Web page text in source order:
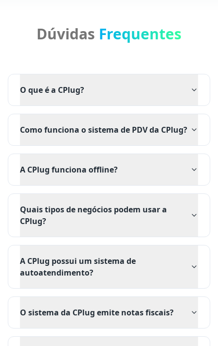
Dúvidas Frequentes
O que é a CPlug?
Como funciona o sistema de PDV da CPlug?
A CPlug funciona offline?
Quais tipos de negócios podem usar a
CPlug?
A CPlug possui um sistema de
autoatendimento?
O sistema da CPlug emite notas fiscais?